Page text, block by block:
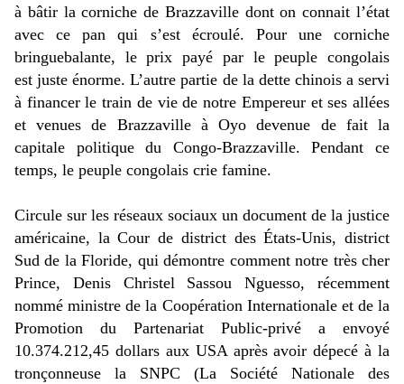
à bâtir la corniche de Brazzaville dont on connait l’état
avec ce panqui s’est écroulé. Pour une corniche
bringuebalante, le prix payé par le peuple congolais
estjuste énorme. L’autre partie de la dette chinois a servi
à financer le train de vie de notre Empereur et ses allées
et venues de Brazzaville à Oyo devenue de fait la
capitale politique du Congo-Brazzaville. Pendant ce
temps, le peuple congolais crie famine.
Circule sur les réseaux sociaux un document de la justice
américaine, la Cour de district des États-Unis, district
Sud de la Floride, qui démontre comment notre très cher
Prince, Denis Christel Sassou Nguesso, récemment
nommé ministre de la Coopération Internationale et de la
Promotion du Partenariat Public-privé a envoyé
10.374.212,45 dollars aux USA après avoir dépecé à la
tronçonneuse la SNPC (La Société Nationale des